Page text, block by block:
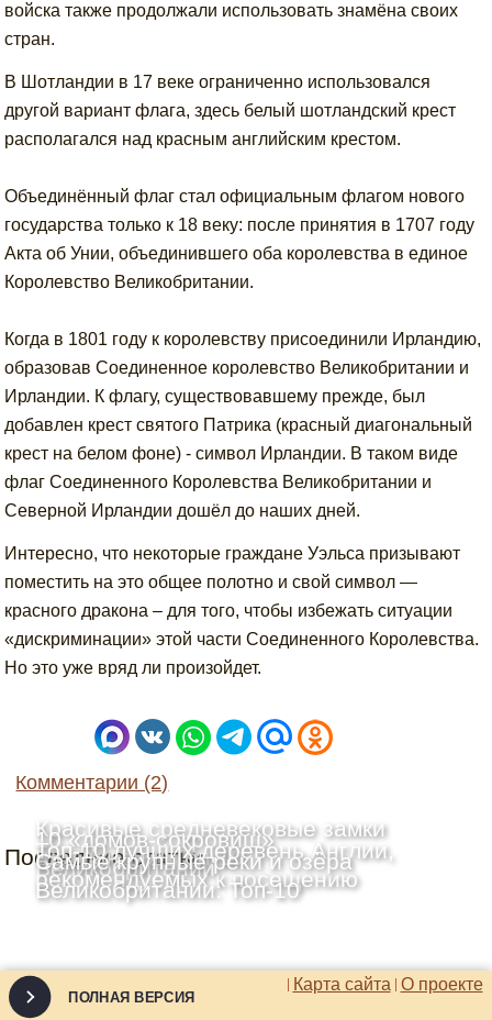
войска также продолжали использовать знамёна своих
стран.
В Шотландии в 17 веке ограниченно использовался
другой вариант флага, здесь белый шотландский крест
располагался над красным английским крестом.
Объединённый флаг стал официальным флагом нового
государства только к 18 веку: после принятия в 1707 году
Акта об Унии, объединившего оба королевства в единое
Королевство Великобритании.
Когда в 1801 году к королевству присоединили Ирландию,
образовав Соединенное королевство Великобритании и
Ирландии. К флагу, существовавшему прежде, был
добавлен крест святого Патрика (красный диагональный
крест на белом фоне) - символ Ирландии. В таком виде
флаг Соединенного Королевства Великобритании и
Северной Ирландии дошёл до наших дней.
Интересно, что некоторые граждане Уэльса призывают
поместить на это общее полотно и свой символ —
красного дракона – для того, чтобы избежать ситуации
«дискриминации» этой части Соединенного Королевства.
Но это уже вряд ли произойдет.
Комментарии (2)
Последние статьи
Красивые средневековые замки
Шотландии: Топ-10
10 «домов-сокровищ»
Великобритании
Топ-10 лучших деревень Англии,
рекомендуемых к посещению
Самые крупные реки и озёра
Великобритании: Топ-10
О проекте
Карта сайта
ПОЛНАЯ ВЕРСИЯ